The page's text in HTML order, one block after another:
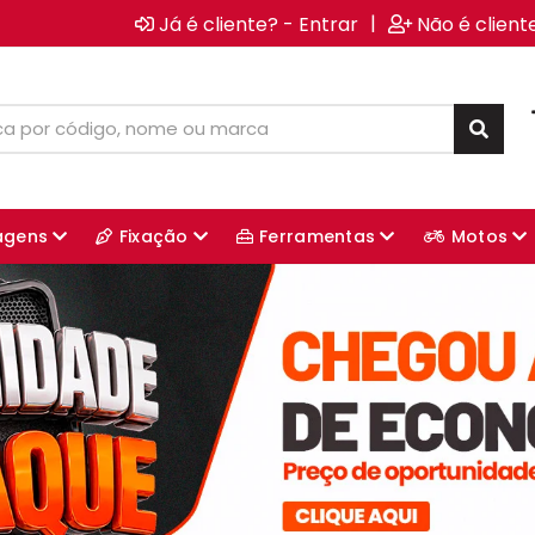
Já é cliente? - Entrar | Não é
Fixação Ferramentas Motos